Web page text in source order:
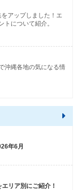
アップしました！エ
トについて紹介。
沖縄各地の気になる情
年6月
リア別にご紹介！